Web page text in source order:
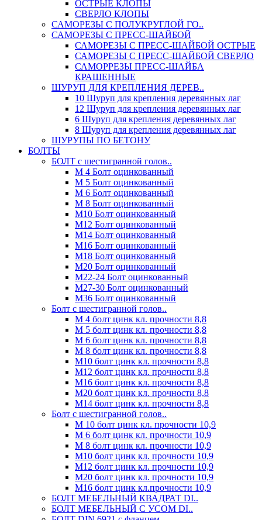
ОСТРЫЕ КЛОПЫ
СВЕРЛО КЛОПЫ
САМОРЕЗЫ С ПОЛУКРУГЛОЙ ГО..
САМОРЕЗЫ С ПРЕСС-ШАЙБОЙ
САМОРЕЗЫ С ПРЕСС-ШАЙБОЙ ОСТРЫЕ
САМОРЕЗЫ С ПРЕСС-ШАЙБОЙ СВЕРЛО
САМОРРЕЗЫ ПРЕСС-ШАЙБА
КРАШЕННЫЕ
ШУРУП ДЛЯ КРЕПЛЕНИЯ ДЕРЕВ..
10 Шуруп для крепления деревянных лаг
12 Шуруп для крепления деревянных лаг
6 Шуруп для крепления деревянных лаг
8 Шуруп для крепления деревянных лаг
ШУРУПЫ ПО БЕТОНУ
БОЛТЫ
БОЛТ с шестигранной голов..
М 4 Болт оцинкованный
М 5 Болт оцинкованный
М 6 Болт оцинкованный
М 8 Болт оцинкованный
М10 Болт оцинкованный
М12 Болт оцинкованный
М14 Болт оцинкованный
М16 Болт оцинкованный
М18 Болт оцинкованный
М20 Болт оцинкованный
М22-24 Болт оцинкованный
М27-30 Болт оцинкованный
М36 Болт оцинкованный
Болт с шестигранной голов..
М 4 болт цинк кл. прочности 8,8
М 5 болт цинк кл. прочности 8,8
М 6 болт цинк кл. прочности 8,8
М 8 болт цинк кл. прочности 8,8
М10 болт цинк кл. прочности 8,8
М12 болт цинк кл. прочности 8,8
М16 болт цинк кл. прочности 8,8
М20 болт цинк кл. прочности 8,8
М14 болт цинк кл. прочности 8,8
Болт с шестигранной голов..
М 10 болт цинк кл. прочности 10,9
М 6 болт цинк кл. прочности 10,9
М 8 болт цинк кл. прочности 10,9
М10 болт цинк кл. прочности 10,9
М12 болт цинк кл. прочности 10,9
М20 болт цинк кл. прочности 10,9
М16 болт цинк кл.прочности 10,9
БОЛТ МЕБЕЛЬНЫЙ КВАДРАТ DI..
БОЛТ МЕБЕЛЬНЫЙ С УСОМ DI..